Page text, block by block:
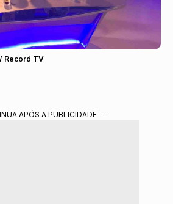
Record TV
APÓS A PUBLICIDADE - -